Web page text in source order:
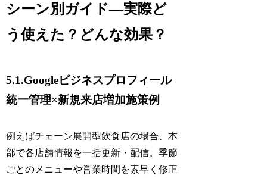
シーン別ガイド―実際ど
う使えた？どんな効果？
5.1.Googleビジネスプロフィール
統一管理×新規来店増加施策例
例えばチェーン展開型飲食店の場合、本
部で各店舗情報を一括更新・配信。季節
ごとのメニューや営業時間を素早く修正